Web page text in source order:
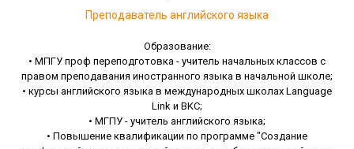
Преподаватель английского языка
Образование:
• МПГУ проф переподготовка - учитель начальных классов с
правом преподавания иностранного языка в начальной школе;
• курсы английского языка в международных школах Language
Link и BKC;
• МГПУ - учитель английского языка;
• Повышение квалификации по программе "Создание